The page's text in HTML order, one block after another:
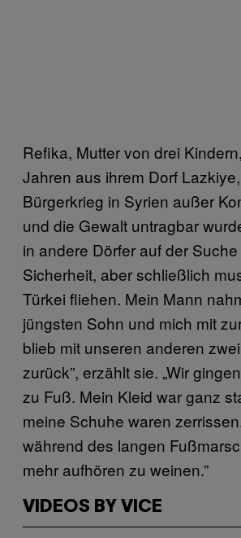
Refika, Mutter von drei
Jahren aus ihrem Dorf
Bürgerkrieg in Syrien außer
und die Gewalt untragbar
in andere Dörfer auf der
Sicherheit, aber schließlich
Türkei fliehen. Mein Mann
jüngsten Sohn und mich mit
blieb mit unseren anderen
zurück”, erzählt sie. „Wir
zu Fuß. Mein Kleid war ganz
meine Schuhe waren
während des langen
mehr aufhören zu weinen.”
VIDEOS BY VICE